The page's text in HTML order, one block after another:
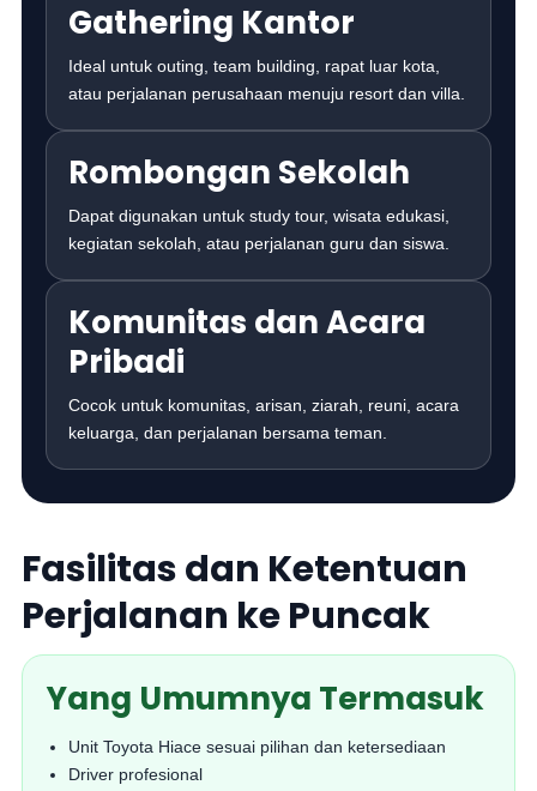
Gathering Kantor
Ideal untuk outing, team building, rapat luar kota,
atau perjalanan perusahaan menuju resort dan villa.
Rombongan Sekolah
Dapat digunakan untuk study tour, wisata edukasi,
kegiatan sekolah, atau perjalanan guru dan siswa.
Komunitas dan Acara
Pribadi
Cocok untuk komunitas, arisan, ziarah, reuni, acara
keluarga, dan perjalanan bersama teman.
Fasilitas dan Ketentuan
Perjalanan ke Puncak
Yang Umumnya Termasuk
Unit Toyota Hiace sesuai pilihan dan ketersediaan
Driver profesional